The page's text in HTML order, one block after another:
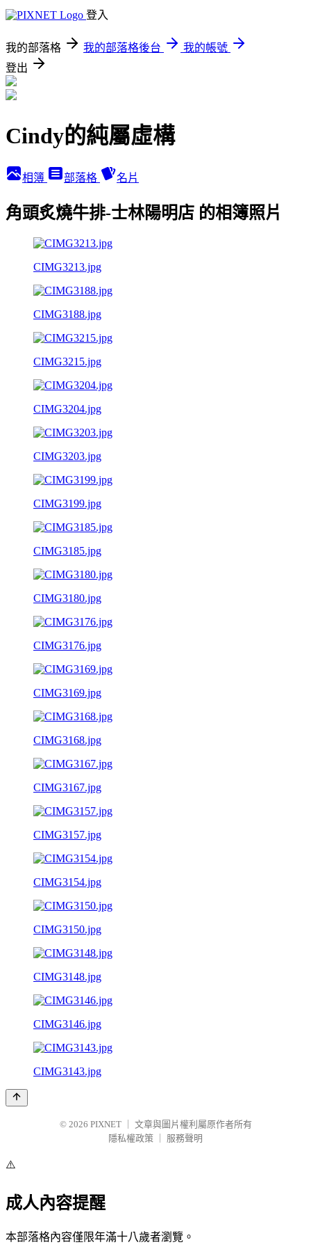
登入
我的部落格 我的部落格後台
我的帳號
登出
Cindy的純屬虛構
相簿 部落格 名片
角頭炙燒牛排-士林陽明店 的相簿照片
CIMG3213.jpg
CIMG3188.jpg
CIMG3215.jpg
CIMG3204.jpg
CIMG3203.jpg
CIMG3199.jpg
CIMG3185.jpg
CIMG3180.jpg
CIMG3176.jpg
CIMG3169.jpg
CIMG3168.jpg
CIMG3167.jpg
CIMG3157.jpg
CIMG3154.jpg
CIMG3150.jpg
CIMG3148.jpg
CIMG3146.jpg
CIMG3143.jpg
© 2026 PIXNET
文章與圖片權利屬原作者所有
隱私權政策
服務聲明
⚠️
成人內容提醒
本部落格內容僅限年滿十八歲者瀏覽。